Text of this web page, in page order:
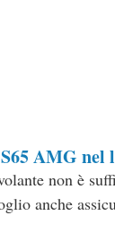
AMG
non è
anche